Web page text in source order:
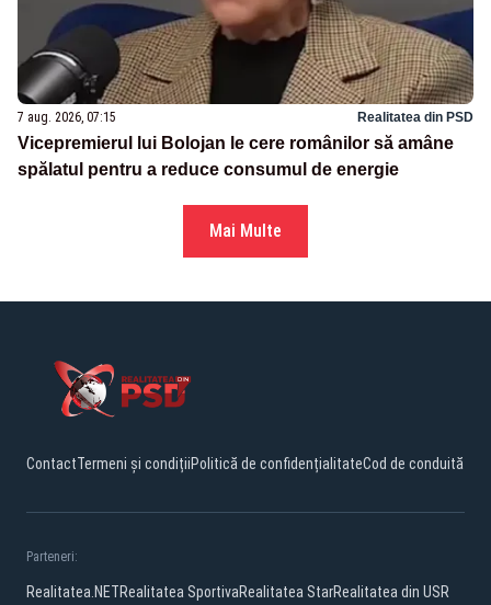
7 aug. 2026, 07:15 Realitatea din PSD
Vicepremierul lui Bolojan le cere românilor să amâne
spălatul pentru a reduce consumul de energie
Mai Multe
ContactTermeni și condițiiPolitică de confidențialitateCod de conduită
Parteneri:
Realitatea.NETRealitatea SportivaRealitatea StarRealitatea din USR